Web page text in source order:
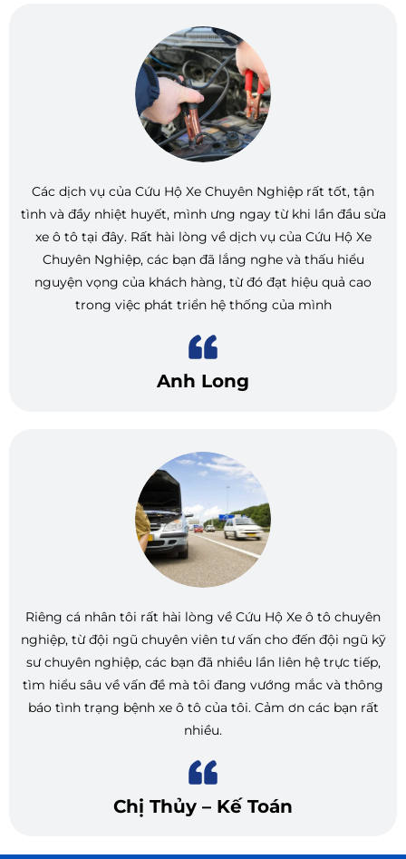
Các dịch vụ của Cứu Hộ Xe Chuyên Nghiệp rất tốt, tận
tình và đầy nhiệt huyết, mình ưng ngay từ khi lần đầu sửa
xe ô tô tại đây. Rất hài lòng về dịch vụ của Cứu Hộ Xe
Chuyên Nghiệp, các bạn đã lắng nghe và thấu hiểu
nguyện vọng của khách hàng, từ đó đạt hiệu quả cao
trong việc phát triển hệ thống của mình
Anh Long
Riêng cá nhân tôi rất hài lòng về Cứu Hộ Xe ô tô chuyên
nghiệp, từ đội ngũ chuyên viên tư vấn cho đến đội ngũ kỹ
sư chuyên nghiệp, các bạn đã nhiều lần liên hệ trực tiếp,
tìm hiểu sâu về vấn đề mà tôi đang vướng mắc và thông
báo tình trạng bệnh xe ô tô của tôi. Cảm ơn các bạn rất
nhiều.
Chị Thủy – Kế Toán